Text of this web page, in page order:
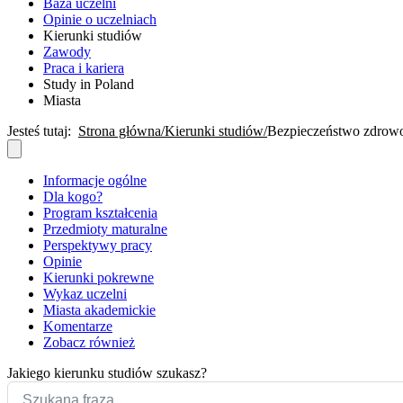
Opinie o uczelniach
Kierunki studiów
Zawody
Praca i kariera
Study in Poland
Miasta
Jesteś tutaj: Strona główna Kierunki studiów Bezpieczeństwo
Informacje ogólne
Dla kogo?
Program kształcenia
Przedmioty maturalne
Perspektywy pracy
Opinie
Kierunki pokrewne
Wykaz uczelni
Miasta akademickie
Komentarze
Zobacz również
Jakiego kierunku studiów szukasz?